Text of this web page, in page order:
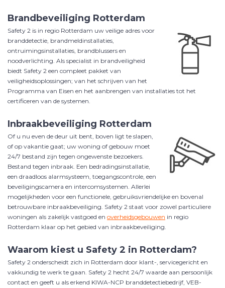
Brandbeveiliging Rotterdam
Safety 2 is in regio Rotterdam uw veilige adres voor
branddetectie, brandmeldinstallaties,
ontruimingsinstallaties, brandblussers en
noodverlichting. Als specialist in brandveiligheid
biedt Safety 2 een compleet pakket van
veiligheidsoplossingen; van het schrijven van het
Programma van Eisen en het aanbrengen van installaties tot het
certificeren van de systemen.
Inbraakbeveiliging Rotterdam
Of u nu even de deur uit bent, boven ligt te slapen,
of op vakantie gaat; uw woning of gebouw moet
24/7 bestand zijn tegen ongewenste bezoekers.
Bestand tegen inbraak. Een bedradingsinstallatie,
een draadloos alarmsysteem, toegangscontrole, een
beveiligingscamera en intercomsystemen. Allerlei
mogelijkheden voor een functionele, gebruiksvriendelijke en bovenal
betrouwbare inbraakbeveiliging. Safety 2 staat voor zowel particuliere
woningen als zakelijk vastgoed en overheidsgebouwen in regio
Rotterdam klaar op het gebied van inbraakbeveiliging.
Waarom kiest u Safety 2 in Rotterdam?
Safety 2 onderscheidt zich in Rotterdam door klant-, servicegericht en
vakkundig te werk te gaan. Safety 2 hecht 24/7 waarde aan persoonlijk
contact en geeft u als erkend KIWA-NCP branddetectiebedrijf, VEB-